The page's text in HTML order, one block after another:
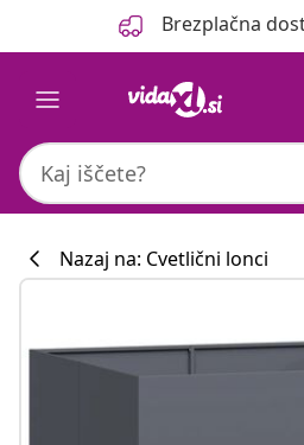
Brezplačna
Nazaj na: Cvetlični lonci